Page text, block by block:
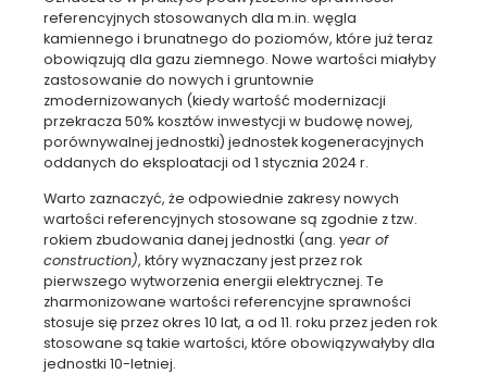
referencyjnych stosowanych dla m.in. węgla
kamiennego i brunatnego do poziomów, które już teraz
obowiązują dla gazu ziemnego. Nowe wartości miałyby
zastosowanie do nowych i gruntownie
zmodernizowanych (kiedy wartość modernizacji
przekracza 50% kosztów inwestycji w budowę nowej,
porównywalnej jednostki) jednostek kogeneracyjnych
oddanych do eksploatacji od 1 stycznia 2024 r.
Warto zaznaczyć, że odpowiednie zakresy nowych
wartości referencyjnych stosowane są zgodnie z tzw.
rokiem zbudowania danej jednostki (ang. year of
construction), który wyznaczany jest przez rok
pierwszego wytworzenia energii elektrycznej. Te
zharmonizowane wartości referencyjne sprawności
stosuje się przez okres 10 lat, a od 11. roku przez jeden rok
stosowane są takie wartości, które obowiązywałyby dla
jednostki 10-letniej.